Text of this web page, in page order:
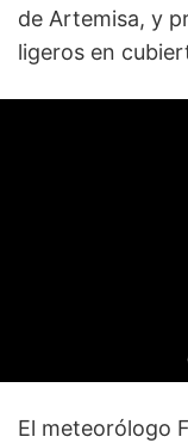
de Artemisa, y
ligeros en
El meteorólogo